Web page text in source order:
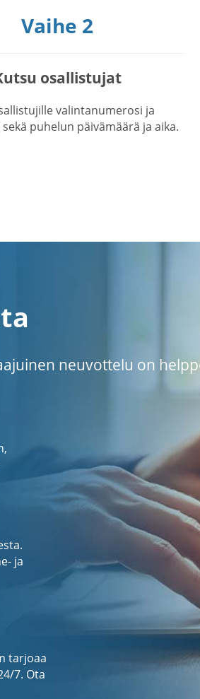
Vaihe 2
osallistujat
valintanumerosi ja
puhelun päivämäärä ja aika.
neuvottelu on
ja
tarjoaa
7. Ota